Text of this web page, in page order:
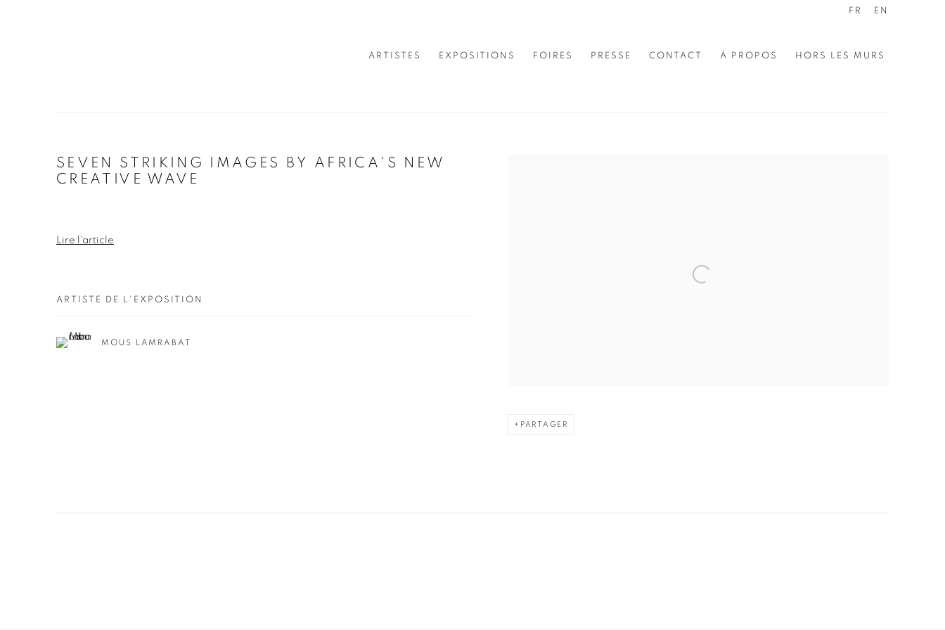
ARTISTES EXPOSITIONS FOIRES PRESSE CONTACT À PROPOS HORS LES MURS
FR EN
SEVEN STRIKING IMAGES BY AFRICA'S NEW
CREATIVE WAVE
PARTAGER
Lire l'article
ARTISTE DE L'EXPOSITION
MOUS LAMRABAT